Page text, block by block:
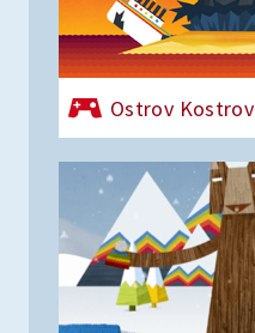
Ostrov Kostrov